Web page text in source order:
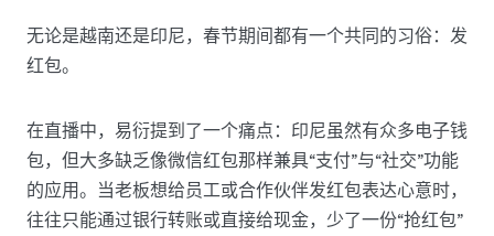
无论是越南还是印尼，春节期间都有一个共同的习俗：发
红包。
在直播中，易衍提到了一个痛点：印尼虽然有众多电子钱
包，但大多缺乏像微信红包那样兼具“支付”与“社交”功能
的应用。当老板想给员工或合作伙伴发红包表达心意时，
往往只能通过银行转账或直接给现金，少了一份“抢红包”